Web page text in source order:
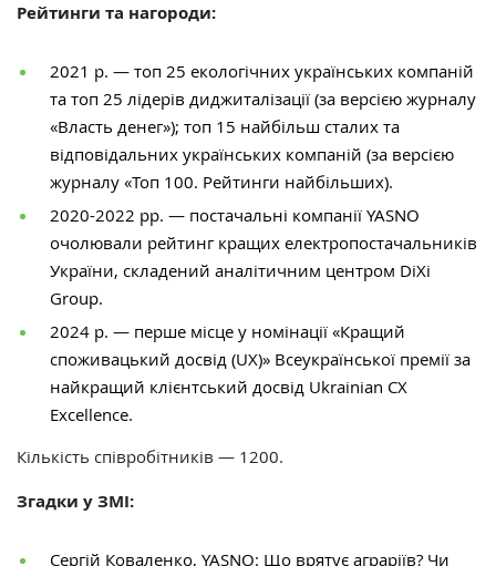
Рейтинги та нагороди:
2021 р. — топ 25 екологічних українських компаній
та топ 25 лідерів диджиталізації (за версією журналу
«Власть денег»); топ 15 найбільш сталих та
відповідальних українських компаній (за версією
журналу «Топ 100. Рейтинги найбільших).
2020-2022 рр. — постачальні компанії YASNO
очолювали рейтинг кращих електропостачальників
України, складений аналітичним центром DiXi
Group.
2024 р. — перше місце у номінації «Кращий
споживацький досвід (UX)» Всеукраїнської премії за
найкращий клієнтський досвід Ukrainian CX
Excellence.
Кількість співробітників — 1200.
Згадки у ЗМІ:
Сергій Коваленко, YASNO: Що врятує аграріїв? Чи